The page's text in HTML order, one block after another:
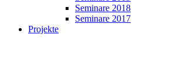
Seminare 2018
Seminare 2017
Projekte